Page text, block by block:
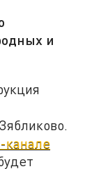
и
канале